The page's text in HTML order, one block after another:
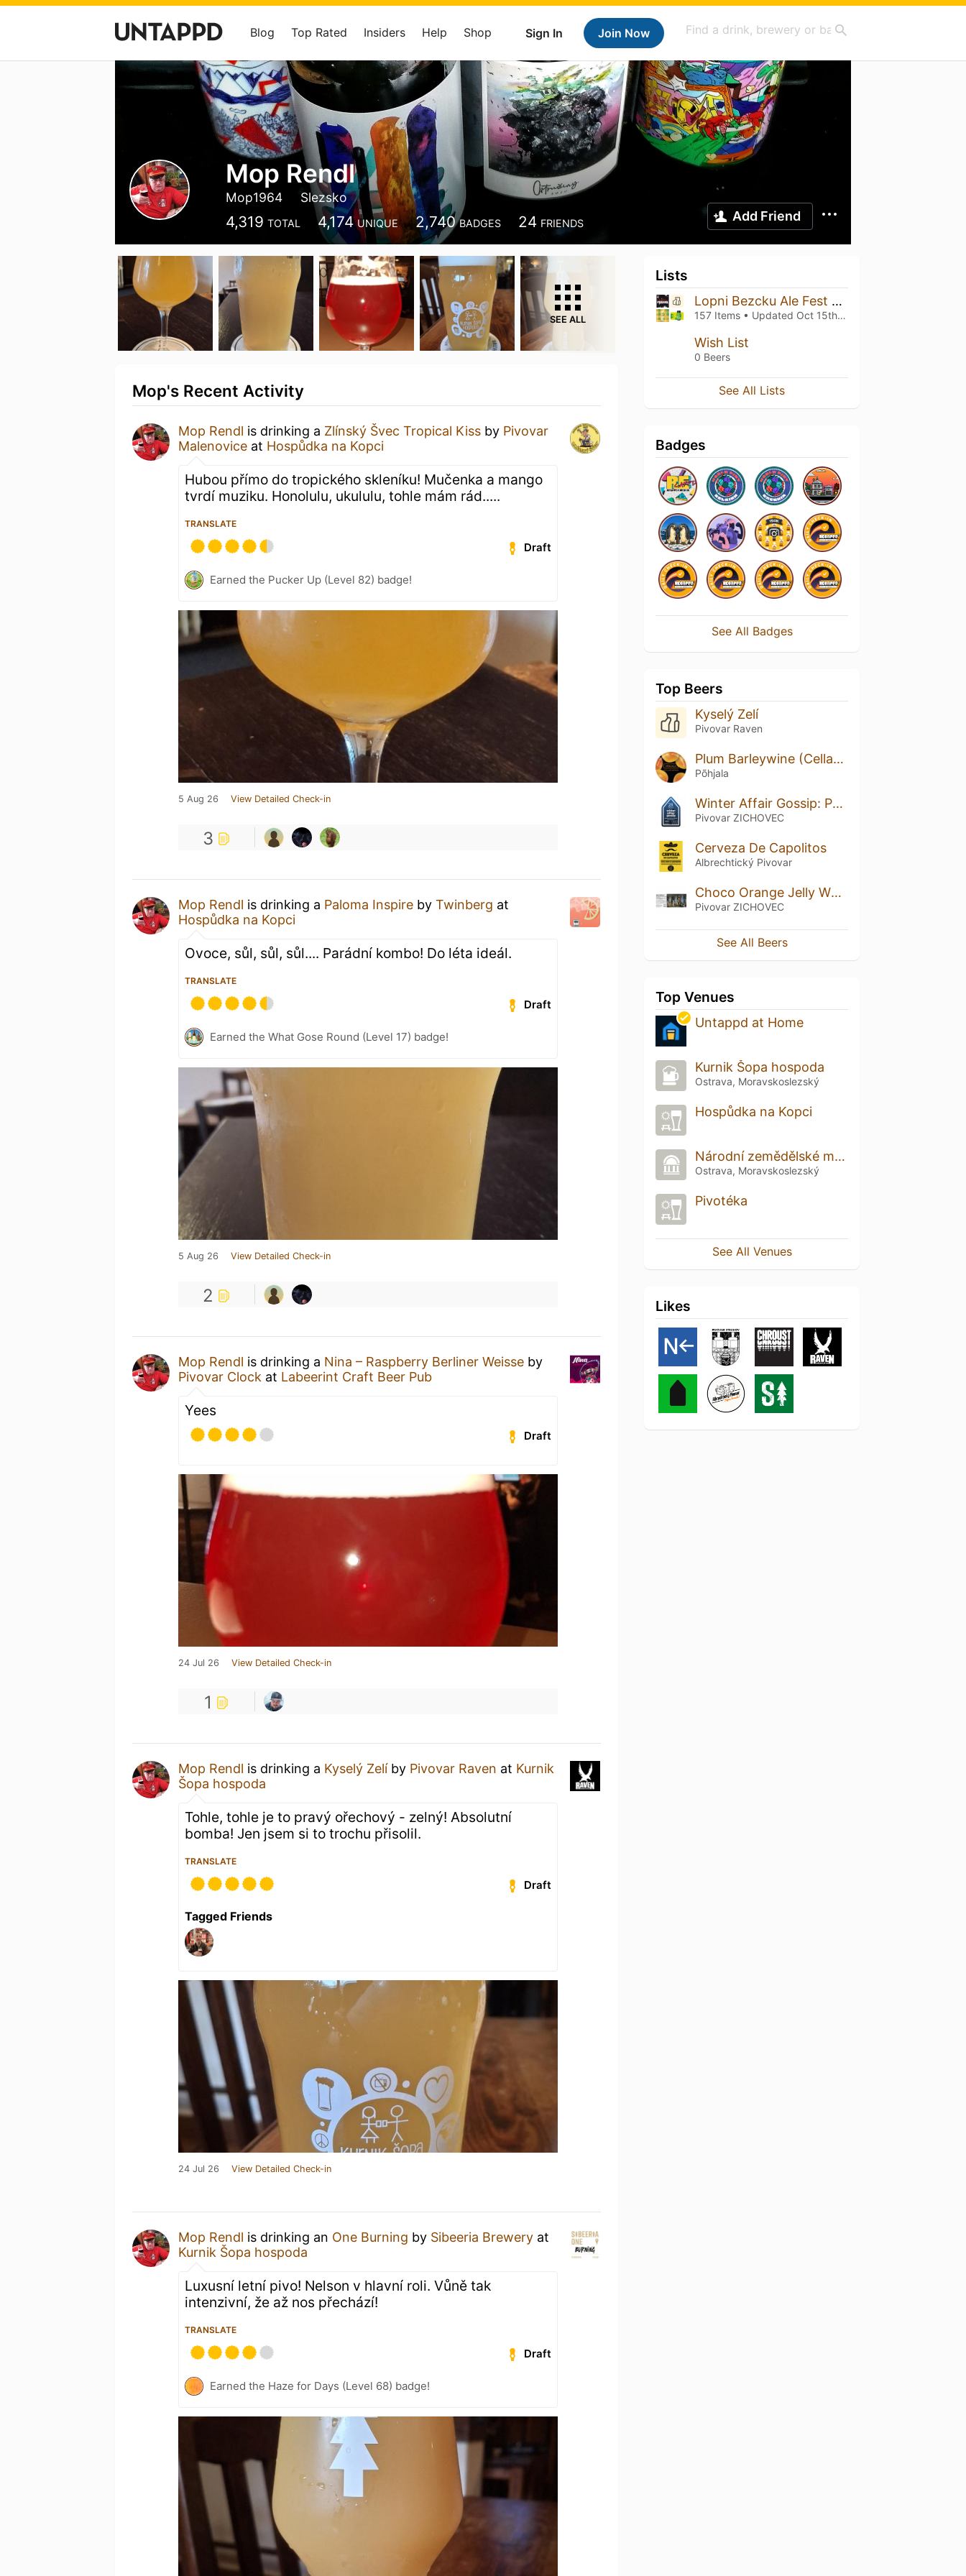
Sign In Join Now
Blog Top Rated Insiders Help Shop
Mop Rendl
Mop1964 Slezsko
4,319 TOTAL 4,174 UNIQUE 2,740 BADGES 24 FRIENDS Add Friend
SEE ALL
Mop's Recent Activity
Mop Rendl is drinking a Zlínský Švec Tropical Kiss by Pivovar
Malenovice at Hospůdka na Kopci
Hubou přímo do tropického skleníku! Mučenka a mango
tvrdí muziku. Honolulu, ukululu, tohle mám rád.....
TRANSLATE
Draft
Earned the Pucker Up (Level 82) badge!
5 Aug 26 View Detailed Check-in
3
Mop Rendl is drinking a Paloma Inspire by Twinberg at
Hospůdka na Kopci
Ovoce, sůl, sůl, sůl.... Parádní kombo! Do léta ideál.
TRANSLATE
Draft
Earned the What Gose Round (Level 17) badge!
5 Aug 26 View Detailed Check-in
2
Mop Rendl is drinking a Nina – Raspberry Berliner Weisse by
Pivovar Clock at Labeerint Craft Beer Pub
Yees
Draft
24 Jul 26 View Detailed Check-in
1
Mop Rendl is drinking a Kyselý Zelíby Pivovar Raven at Kurnik
Šopa hospoda
Tohle, tohle je to pravý ořechový - zelný! Absolutní
bomba! Jen jsem si to trochu přisolil.
TRANSLATE
Draft
Tagged Friends
24 Jul 26 View Detailed Check-in
Mop Rendl is drinking an One Burning by Sibeeria Brewery at
Kurnik Šopa hospoda
Luxusní letní pivo! Nelson v hlavní roli. Vůně tak
intenzivní, že až nos přechází!
TRANSLATE
Draft
Earned the Haze for Days (Level 68) badge!
Lists
Lopni Bezcku Ale Fest vol. 10!!!
157 Items • Updated Oct 15th, 2025
Wish List
0 Beers
See All Lists
Badges
See All Badges
Top Beers
Kyselý Zelí
Pivovar Raven
Plum Barleywine (Cellar Series)
Põhjala
Winter Affair Gossip: Põhjala
Pivovar ZICHOVEC
Cerveza De Capolitos
Albrechtický Pivovar
Choco Orange Jelly Wheat Wine 2024
Pivovar ZICHOVEC
See All Beers
Top Venues
Untappd at Home
Kurnik Šopa hospoda
Ostrava, Moravskoslezský
Hospůdka na Kopci
Národní zemědělské muzeum
Ostrava, Moravskoslezský
Pivotéka
See All Venues
Likes